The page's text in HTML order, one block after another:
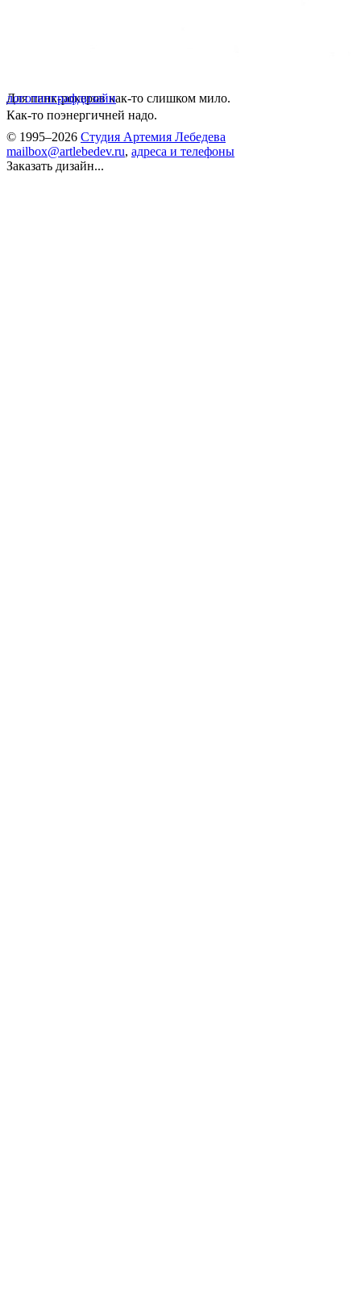
Для панк-рокеров как-то слишком мило.
Как-то поэнергичней надо.
логотипграфдизайн
© 1995–2026 Студия Артемия Лебедева
mailbox@artlebedev.ru, адреса и телефоны
Заказать дизайн...